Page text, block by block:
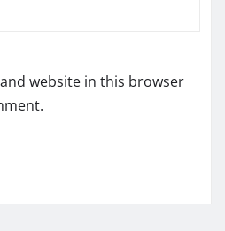
website in this browser